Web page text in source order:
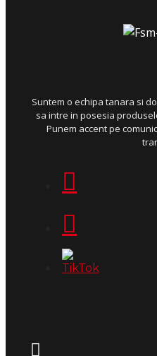
Suntem o echipa tanara si
sa intre in posesia
Punem accent pe